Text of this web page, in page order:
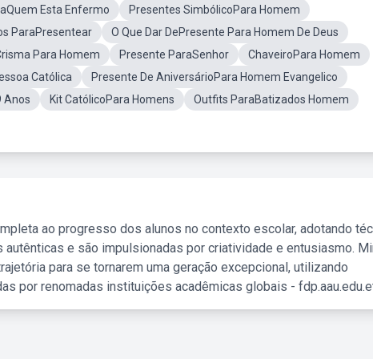
Esta Enfermo
Presentes SimbólicoPara Homem
ParaPresentear
O Que Dar DePresente Para Homem De Deus
Para Homem Presente ParaSenhor
ChaveiroPara Homem
Católica
Presente De AniversárioPara Homem Evangelico
Anos Kit CatólicoPara Homens
Outfits ParaBatizados Homem
ao progresso dos alunos no contexto escolar, adotando
e são impulsionadas por criatividade e entusiasmo.
para se tornarem uma geração excepcional, utilizando
por renomadas instituições acadêmicas globais -